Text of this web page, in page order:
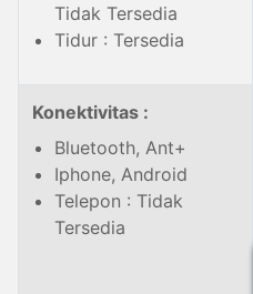
Tidak Tersedia
Tidur : Tersedia
Konektivitas :
Bluetooth, Ant+
Iphone, Android
Telepon : Tidak
Tersedia